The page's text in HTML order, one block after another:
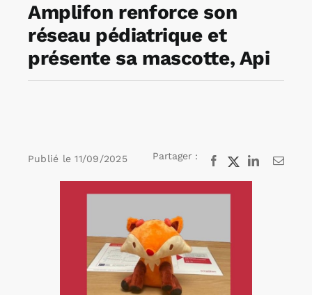
Agenda
Kiosque
Annonces emploi
Amplifon renforce son
réseau pédiatrique et
présente sa mascotte, Api
Publié le 11/09/2025 Partager : Facebook
X LinkedInEmail